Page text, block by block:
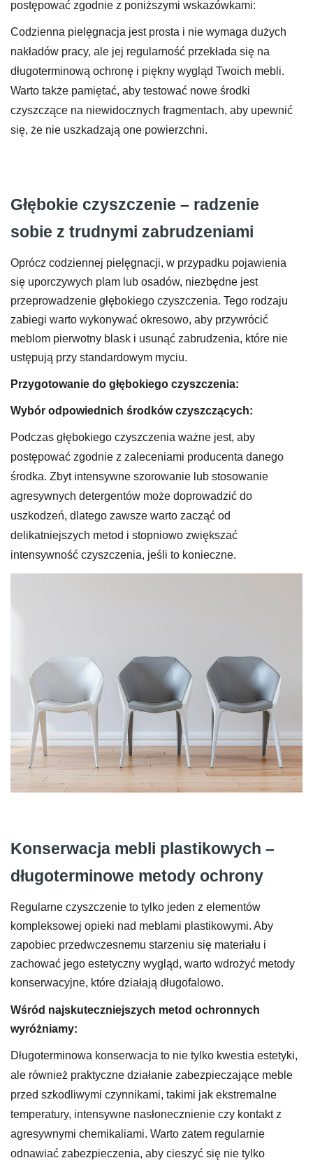
postępować zgodnie z poniższymi wskazówkami:
Codzienna pielęgnacja jest prosta i nie wymaga dużych
nakładów pracy, ale jej regularność przekłada się na
długoterminową ochronę i piękny wygląd Twoich mebli.
Warto także pamiętać, aby testować nowe środki
czyszczące na niewidocznych fragmentach, aby upewnić
się, że nie uszkadzają one powierzchni.
Głębokie czyszczenie – radzenie
sobie z trudnymi zabrudzeniami
Oprócz codziennej pielęgnacji, w przypadku pojawienia
się uporczywych plam lub osadów, niezbędne jest
przeprowadzenie głębokiego czyszczenia. Tego rodzaju
zabiegi warto wykonywać okresowo, aby przywrócić
meblom pierwotny blask i usunąć zabrudzenia, które nie
ustępują przy standardowym myciu.
Przygotowanie do głębokiego czyszczenia:
Wybór odpowiednich środków czyszczących:
Podczas głębokiego czyszczenia ważne jest, aby
postępować zgodnie z zaleceniami producenta danego
środka. Zbyt intensywne szorowanie lub stosowanie
agresywnych detergentów może doprowadzić do
uszkodzeń, dlatego zawsze warto zacząć od
delikatniejszych metod i stopniowo zwiększać
intensywność czyszczenia, jeśli to konieczne.
Konserwacja mebli plastikowych –
długoterminowe metody ochrony
Regularne czyszczenie to tylko jeden z elementów
kompleksowej opieki nad meblami plastikowymi. Aby
zapobiec przedwczesnemu starzeniu się materiału i
zachować jego estetyczny wygląd, warto wdrożyć metody
konserwacyjne, które działają długofalowo.
Wśród najskuteczniejszych metod ochronnych
wyróżniamy:
Długoterminowa konserwacja to nie tylko kwestia estetyki,
ale również praktyczne działanie zabezpieczające meble
przed szkodliwymi czynnikami, takimi jak ekstremalne
temperatury, intensywne nasłonecznienie czy kontakt z
agresywnymi chemikaliami. Warto zatem regularnie
odnawiać zabezpieczenia, aby cieszyć się nie tylko